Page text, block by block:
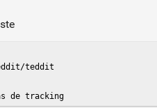
teddit
de tracking